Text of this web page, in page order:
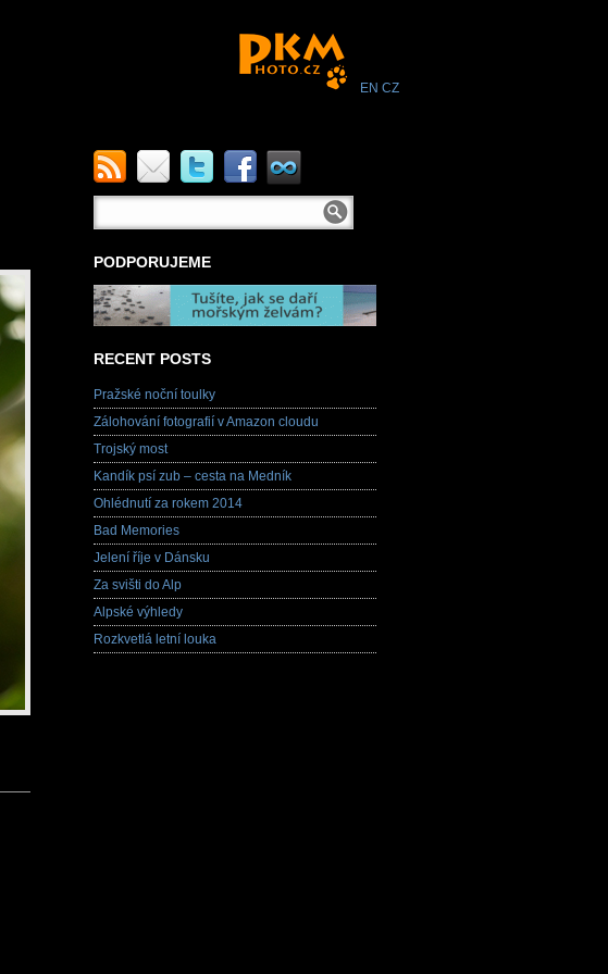
EN CZ
PODPORUJEME
RECENT POSTS
Pražské noční toulky
Zálohování fotografií v Amazon cloudu
Trojský most
Kandík psí zub – cesta na Medník
Ohlédnutí za rokem 2014
Bad Memories
Jelení říje v Dánsku
Za svišti do Alp
Alpské výhledy
Rozkvetlá letní louka